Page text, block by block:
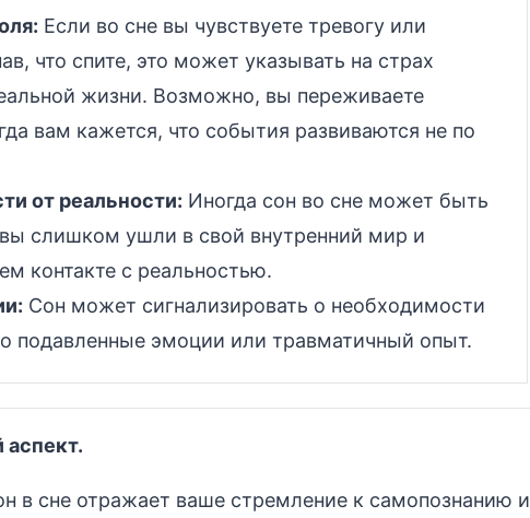
Если во сне вы чувствуете тревогу или
что спите, это может указывать на страх
жизни. Возможно, вы переживаете
вам кажется, что события развиваются не по
от реальности: Иногда сон во сне может быть
вы слишком ушли в свой внутренний мир и
контакте с реальностью.
Сон может сигнализировать о необходимости
подавленные эмоции или травматичный опыт.
аспект.
в сне отражает ваше стремление к самопознанию и